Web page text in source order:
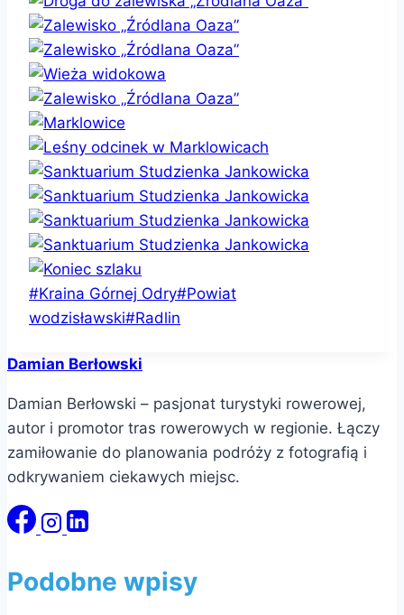
Tagi
wpisu:
#Kraina Górnej Odry#Powiat
wodzisławski#Radlin
Damian Berłowski
Damian Berłowski – pasjonat turystyki rowerowej,
autor i promotor tras rowerowych w regionie. Łączy
zamiłowanie do planowania podróży z fotografią i
odkrywaniem ciekawych miejsc.
Podobne wpisy